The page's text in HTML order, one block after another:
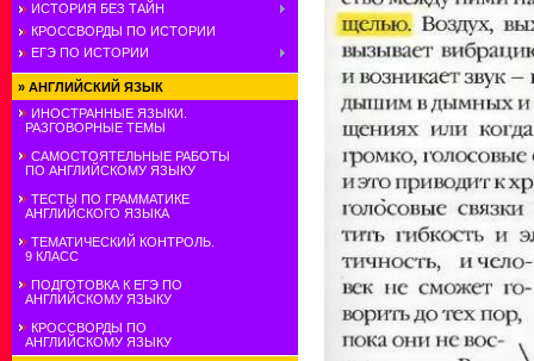
ИСТОРИЯ БЕЗ ТАЙН
КРОССВОРДЫ ПО ИСТОРИИ
ЕГЭ ПО ИСТОРИИ
» АНГЛИЙСКИЙ ЯЗЫК
ИНОСТРАННЫЕ ЯЗЫКИ.
РАЗГОВОРНЫЕ ТЕМЫ
САМОСТОЯТЕЛЬНЫЕ РАБОТЫ
ПО АНГЛИЙСКОМУ ЯЗЫКУ
ТЕСТЫ ПО ГРАММАТИКЕ
АНГЛИЙСКОГО ЯЗЫКА
ТЕМАТИЧЕСКИЙ КОНТРОЛЬ.
9 КЛАСС
ПОДГОТОВКА К ЕГЭ ПО
АНГЛИЙСКОМУ ЯЗЫКУ
КРОССВОРДЫ ПО
АНГЛИЙСКОМУ ЯЗЫКУ